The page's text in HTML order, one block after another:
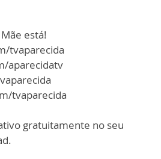
está!
tvaparecida
aparecidatv
tvaparecida
gratuitamente no seu